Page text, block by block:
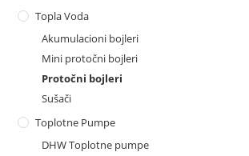
Topla Voda
Akumulacioni bojleri
Mini protočni bojleri
Protočni bojleri
Sušači
Toplotne Pumpe
DHW Toplotne pumpe